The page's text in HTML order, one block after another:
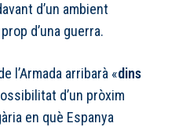
d’un ambient
d’una guerra.
l’Armada arribarà «dins
d’un pròxim
en què Espanya